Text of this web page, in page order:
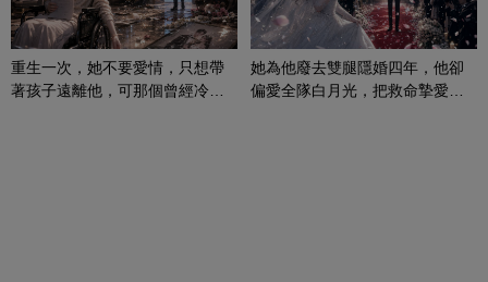
重生一次，她不要愛情，只想帶
著孩子遠離他，可那個曾經冷漠
她為他廢去雙腿隱婚四年，他卻
偏愛全隊白月光，把救命摯愛當